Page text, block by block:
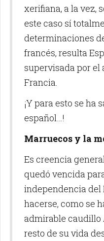
xerifiana, a la vez,
este caso sí
determinaciones
francés, resulta
supervisada por el
Francia.
¡Y para esto se ha
español…!
Marruecos y la
Es creencia
quedó vencida
independencia del
hacerse, como se
admirable caudillo
resto de su vida